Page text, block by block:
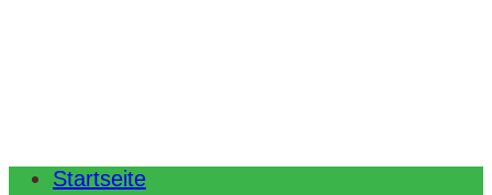
Startseite